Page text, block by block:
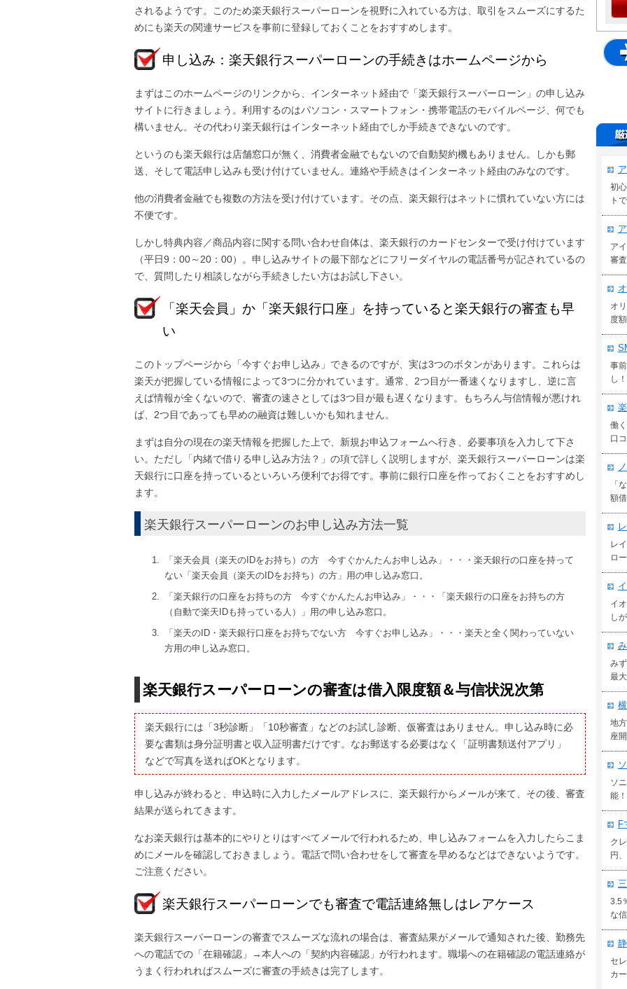
されるようです。このため楽天銀行スーパーローンを視野に入れている方は、取引をスムーズにするた
めにも楽天の関連サービスを事前に登録しておくことをおすすめします。
申し込み：楽天銀行スーパーローンの手続きはホームページから
まずはこのホームページのリンクから、インターネット経由で「楽天銀行スーパーローン」の申し込み
サイトに行きましょう。利用するのはパソコン・スマートフォン・携帯電話のモバイルページ、何でも
構いません。その代わり楽天銀行はインターネット経由でしか手続きできないのです。
というのも楽天銀行は店舗窓口が無く、消費者金融でもないので自動契約機もありません。しかも郵
送、そして電話申し込みも受け付けていません。連絡や手続きはインターネット経由のみなのです。
他の消費者金融でも複数の方法を受け付けています。その点、楽天銀行はネットに慣れていない方には
不便です。
しかし特典内容／商品内容に関する問い合わせ自体は、楽天銀行のカードセンターで受け付けています
（平日9：00～20：00）。申し込みサイトの最下部などにフリーダイヤルの電話番号が記されているの
で、質問したり相談しながら手続きしたい方はお試し下さい。
「楽天会員」か「楽天銀行口座」を持っていると楽天銀行の審査も早
い
このトップページから「今すぐお申し込み」できるのですが、実は3つのボタンがあります。これらは
楽天が把握している情報によって3つに分かれています。通常、2つ目が一番速くなりますし、逆に言
えば情報が全くないので、審査の速さとしては3つ目が最も遅くなります。もちろん与信情報が悪けれ
ば、2つ目であっても早めの融資は難しいかも知れません。
まずは自分の現在の楽天情報を把握した上で、新規お申込フォームへ行き、必要事項を入力して下さ
い。ただし「内緒で借りる申し込み方法？」の項で詳しく説明しますが、楽天銀行スーパーローンは楽
天銀行に口座を持っているといろいろ便利でお得です。事前に銀行口座を作っておくことをおすすめし
ます。
楽天銀行スーパーローンのお申し込み方法一覧
「楽天会員（楽天のIDをお持ち）の方 今すぐかんたんお申し込み」・・・楽天銀行の口座を持って
ない「楽天会員（楽天のIDをお持ち）の方」用の申し込み窓口。
「楽天銀行の口座をお持ちの方 今すぐかんたんお申込み」・・・「楽天銀行の口座をお持ちの方
（自動で楽天IDも持っている人）」用の申し込み窓口。
「楽天のID・楽天銀行口座をお持ちでない方 今すぐお申し込み」・・・楽天と全く関わっていない
方用の申し込み窓口。
楽天銀行スーパーローンの審査は借入限度額＆与信状況次第
楽天銀行には「3秒診断」「10秒審査」などのお試し診断、仮審査はありません。申し込み時に必
要な書類は身分証明書と収入証明書だけです。なお郵送する必要はなく「証明書類送付アプリ」
などで写真を送ればOKとなります。
申し込みが終わると、申込時に入力したメールアドレスに、楽天銀行からメールが来て、その後、審査
結果が送られてきます。
なお楽天銀行は基本的にやりとりはすべてメールで行われるため、申し込みフォームを入力したらこま
めにメールを確認しておきましょう。電話で問い合わせをして審査を早めるなどはできないようです。
ご注意ください。
楽天銀行スーパーローンでも審査で電話連絡無しはレアケース
楽天銀行スーパーローンの審査でスムーズな流れの場合は、審査結果がメールで通知された後、勤務先
への電話での「在籍確認」→本人への「契約内容確認」が行われます。職場への在籍確認の電話連絡が
うまく行われればスムーズに審査の手続きは完了します。
初
ト
ア
審
オ
度
事
し
働
口
「
額
レ
ロ
イ
し
み
最
地
座
ソ
能
F
ク
円
3.5
な
セ
カ